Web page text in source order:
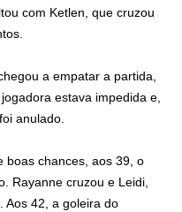
com Ketlen, que cruzou
a empatar a partida,
estava impedida e,
anulado.
boas chances, aos 39, o
Rayanne cruzou e Leidi,
Aos 42, a goleira do